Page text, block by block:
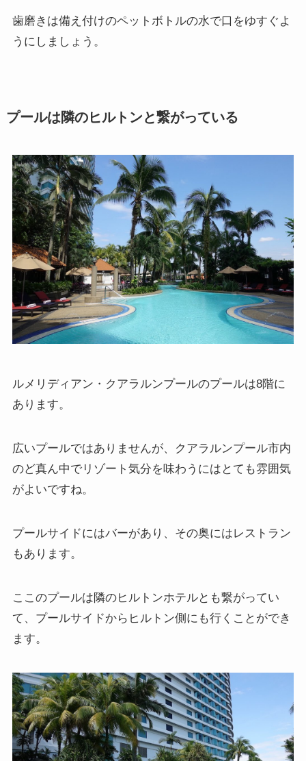
歯磨きは備え付けのペットボトルの水で口をゆすぐよ
うにしましょう。
プールは隣のヒルトンと繋がっている
ルメリディアン・クアラルンプールのプールは8階に
あります。
広いプールではありませんが、クアラルンプール市内
のど真ん中でリゾート気分を味わうにはとても雰囲気
がよいですね。
プールサイドにはバーがあり、その奥にはレストラン
もあります。
ここのプールは隣のヒルトンホテルとも繋がってい
て、プールサイドからヒルトン側にも行くことができ
ます。